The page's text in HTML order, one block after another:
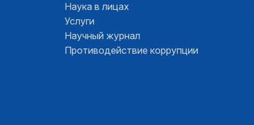
Наука в лицах
Услуги
Научный журнал
Противодействие коррупции